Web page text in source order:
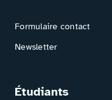
Formulaire contact
Newsletter
Étudiants